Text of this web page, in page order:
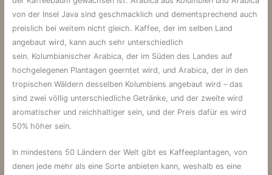
von der Insel Java sind geschmacklich und dementsprechend auch
preislich bei weitem nicht gleich. Kaffee, der im selben Land
angebaut wird, kann auch sehr unterschiedlich
sein. Kolumbianischer Arabica, der im Süden des Landes auf
hochgelegenen Plantagen geerntet wird, und Arabica, der in den
tropischen Wäldern desselben Kolumbiens angebaut wird – das
sind zwei völlig unterschiedliche Getränke, und der zweite wird
aromatischer und reichhaltiger sein, und der Preis dafür es wird
50% höher sein.
In mindestens 50 Ländern der Welt gibt es Kaffeeplantagen, von
denen jede mehr als eine Sorte anbieten kann, weshalb es eine